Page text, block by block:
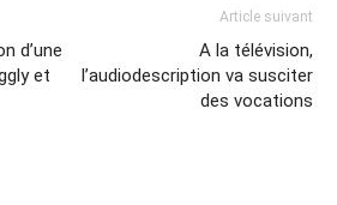
d’une
et
Article suivant
A la télévision,
l’audiodescription va susciter
des vocations